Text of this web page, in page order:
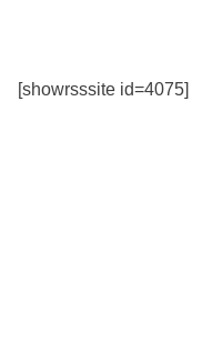
[showrsssite id=4075]